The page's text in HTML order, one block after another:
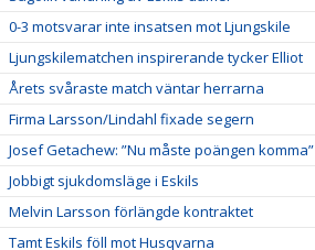
0-3 motsvarar inte insatsen mot Ljungskile
Ljungskilematchen inspirerande tycker Elliot
Årets svåraste match väntar herrarna
Firma Larsson/Lindahl fixade segern
Josef Getachew: ”Nu måste poängen komma”
Jobbigt sjukdomsläge i Eskils
Melvin Larsson förlängde kontraktet
Tamt Eskils föll mot Husqvarna